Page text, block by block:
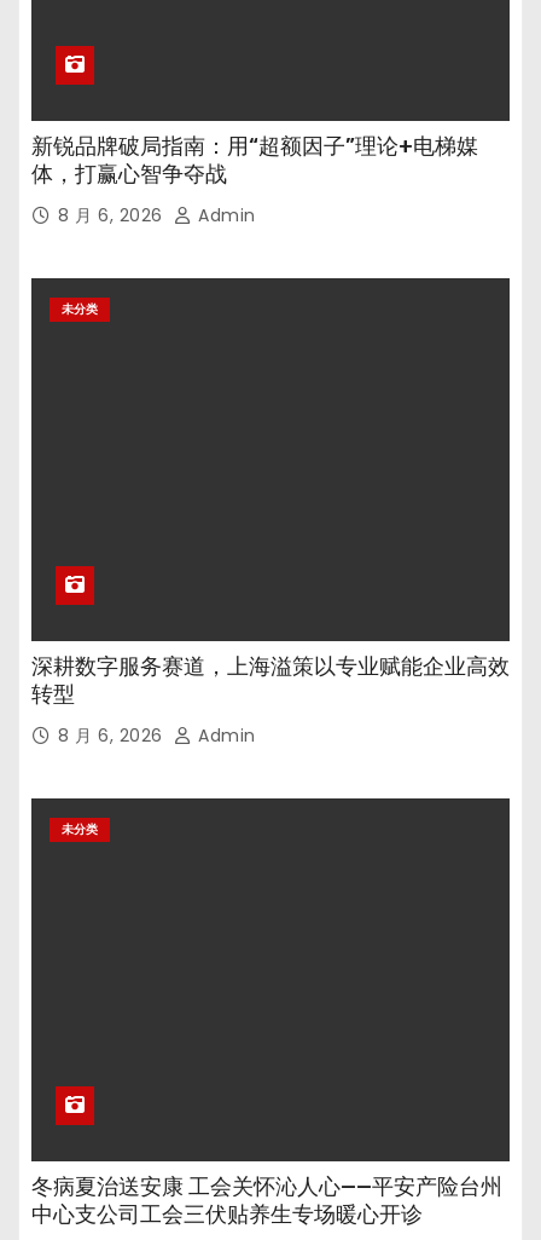
新锐品牌破局指南：用“超额因子”理论+电梯媒
体，打赢心智争夺战
8 月 6, 2026 Admin
未分类
深耕数字服务赛道，上海溢策以专业赋能企业高效
转型
8 月 6, 2026 Admin
未分类
冬病夏治送安康 工会关怀沁人心——平安产险台州
中心支公司工会三伏贴养生专场暖心开诊